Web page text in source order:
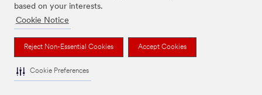
based on your interests.
Cookie Notice
Reject Non-Essential Cookies Accept Cookies
Cookie Preferences